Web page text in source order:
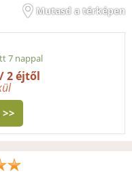
Mutasd a térképen
7 nappal
2 éjtől